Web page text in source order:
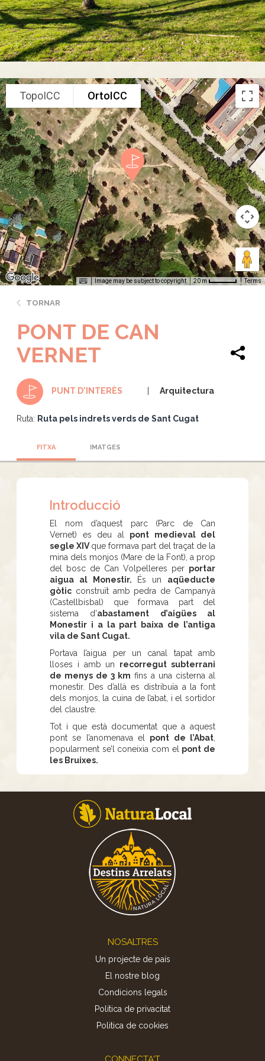
TopoICC OrtoICC
Image may be subject to copyright 20 m Terms
TORNAR
PONT DE CAN
VERNET
PUNT D'INTERÈS Arquitectura
Ruta: Ruta pels indrets verds de Sant Cugat
FITXA IMATGES
Introducció
El nom d’aquest parc (Parc de Can
Vernet) es deu al pont medieval del
segle XIVque formava part del traçat de la
mina dels monjos (Mare de la Font), a prop
del bosc de Can Volpelleres per portar
aigua al Monestir. És un aqüeducte
gòtic construït amb pedra de Campanyà
(Castellbisbal) que formava part del
sistema d’abastament d’aigües al
Monestir i a la part baixa de l’antiga
vila de Sant Cugat.
Portava l’aigua per un canal tapat amb
lloses i amb un recorregut subterrani
de menys de 3 km fins a una cisterna al
monestir. Des d’allà es distribuïa a la font
dels monjos, la cuina de l’abat, i el sortidor
del claustre.
Tot i que està documentat que a aquest
pont se l’anomenava el pont de l’Abat
popularment se’l coneixia com el pont de
les Bruixes.
NOSALTRES
Un projecte de país
El nostre blog
Condicions legals
Política de privacitat
Politica de cookies